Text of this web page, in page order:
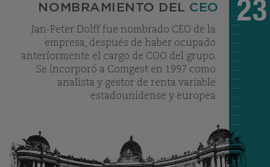
NOMBRAMIENTO DEL CEO
Jan-Peter Dolff fue nombrado CEO de la
empresa, después de haber ocupado
anteriormente el cargo de COO del grupo.
Se incorporó a Comgest en 1997 como
analista y gestor de renta variable
estadounidense y europea